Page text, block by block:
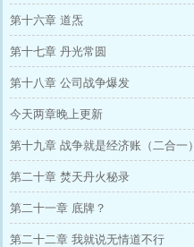
第十六章 道炁
第十七章 丹光常圆
第十八章 公司战争爆发
今天两章晚上更新
第十九章 战争就是经济账（二合一）
第二十章 焚天丹火秘录
第二十一章 底牌？
第二十二章 我就说无情道不行